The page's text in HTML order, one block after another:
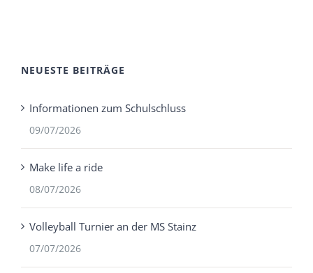
NEUESTE BEITRÄGE
Informationen zum Schulschluss
09/07/2026
Make life a ride
08/07/2026
Volleyball Turnier an der MS Stainz
07/07/2026